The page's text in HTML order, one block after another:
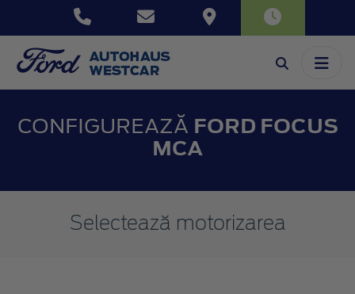
CONFIGUREAZĂ FORD FOCUS
MCA
Selectează motorizarea